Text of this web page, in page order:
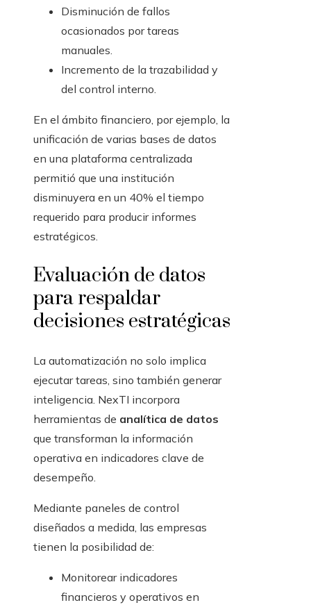
Disminución de fallos
ocasionados por tareas
manuales.
Incremento de la trazabilidad y
del control interno.
En el ámbito financiero, por ejemplo, la
unificación de varias bases de datos
en una plataforma centralizada
permitió que una institución
disminuyera en un 40% el tiempo
requerido para producir informes
estratégicos.
Evaluación de datos
para respaldar
decisiones estratégicas
La automatización no solo implica
ejecutar tareas, sino también generar
inteligencia. NexTI incorpora
herramientas de analítica de datos
que transforman la información
operativa en indicadores clave de
desempeño.
Mediante paneles de control
diseñados a medida, las empresas
tienen la posibilidad de:
Monitorear indicadores
financieros y operativos en